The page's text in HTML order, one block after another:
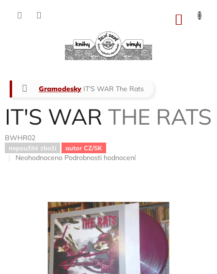
Domů
Gramodesky IT'S WAR The Rats
IT'S WAR THE RATS
BWHR02
nepoužité zboží autor CZ/SK
Průměrné
Neohodnoceno Podrobnosti hodnocení